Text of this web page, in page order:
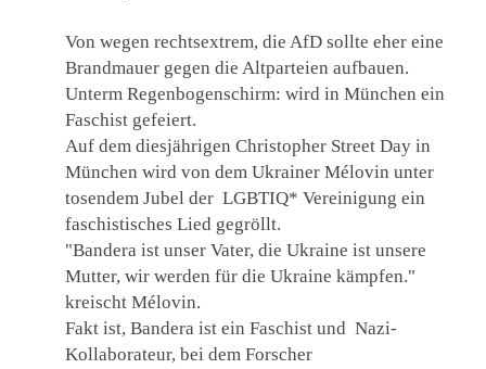
Von wegen rechtsextrem, die AfD sollte eher eine
Brandmauer gegen die Altparteien aufbauen.
Unterm Regenbogenschirm: wird in München ein
Faschist gefeiert.
Auf dem diesjährigen Christopher Street Day in
München wird von dem Ukrainer Mélovin unter
tosendem Jubel der LGBTIQ* Vereinigung ein
faschistisches Lied gegröllt.
"Bandera ist unser Vater, die Ukraine ist unsere
Mutter, wir werden für die Ukraine kämpfen."
kreischt Mélovin.
Fakt ist, Bandera ist ein Faschist und Nazi-
Kollaborateur, bei dem Forscher